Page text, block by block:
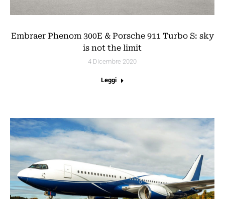
Embraer Phenom 300E & Porsche 911 Turbo S: sky
is not the limit
4 Dicembre 2020
Leggi